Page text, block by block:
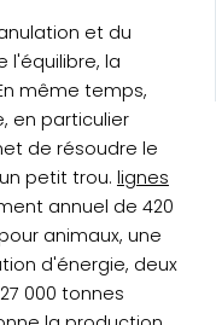
et du
l'équilibre, la
même temps,
en particulier
de résoudre le
petit trou. lignes
annuel de 420
animaux, une
d'énergie, deux
000 tonnes